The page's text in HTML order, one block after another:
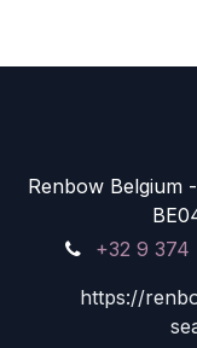
Renbow Belgium
+32 9 374
https://